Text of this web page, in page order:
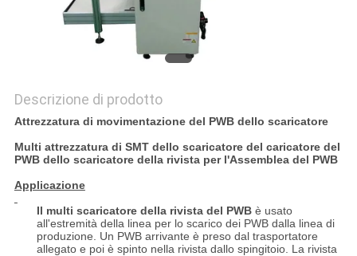
Descrizione di prodotto
Attrezzatura di movimentazione del PWB dello scaricatore
Multi attrezzatura di SMT dello scaricatore del caricatore del
PWB dello scaricatore della rivista per l'Assemblea del PWB
Applicazione
Il multi scaricatore della rivista del PWBè usato
all'estremità della linea per lo scarico dei PWB dalla linea di
produzione. Un PWB arrivante è preso dal trasportatore
allegato e poi è spinto nella rivista dallo spingitoio. La rivista